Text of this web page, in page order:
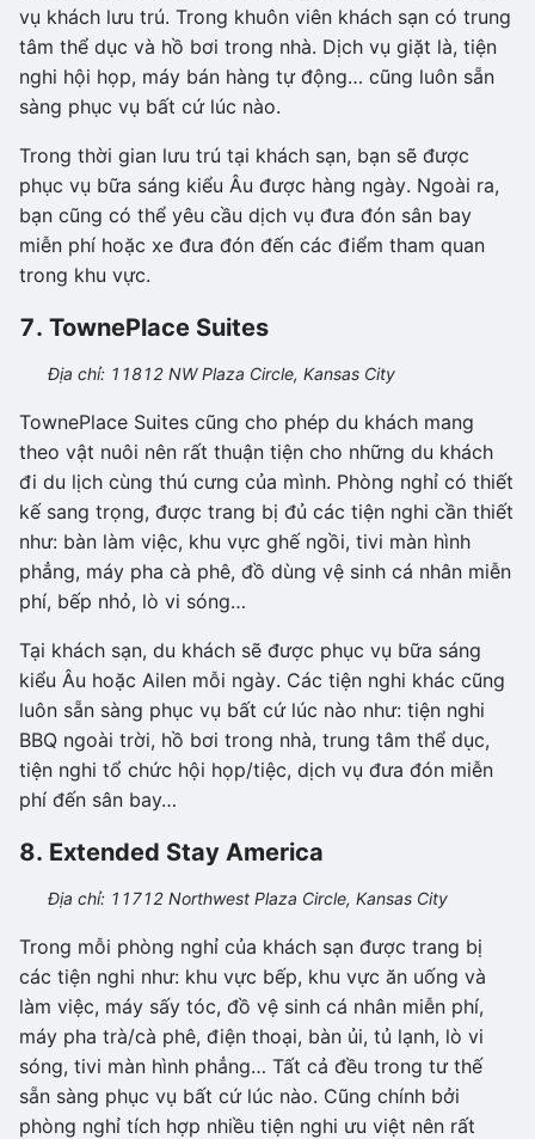
vụ khách lưu trú. Trong khuôn viên khách sạn có trung
tâm thể dục và hồ bơi trong nhà. Dịch vụ giặt là, tiện
nghi hội họp, máy bán hàng tự động… cũng luôn sẵn
sàng phục vụ bất cứ lúc nào.
Trong thời gian lưu trú tại khách sạn, bạn sẽ được
phục vụ bữa sáng kiểu Âu được hàng ngày. Ngoài ra,
bạn cũng có thể yêu cầu dịch vụ đưa đón sân bay
miễn phí hoặc xe đưa đón đến các điểm tham quan
trong khu vực.
7. TownePlace Suites
Địa chỉ: 11812 NW Plaza Circle, Kansas City
TownePlace Suites cũng cho phép du khách mang
theo vật nuôi nên rất thuận tiện cho những du khách
đi du lịch cùng thú cưng của mình. Phòng nghỉ có thiết
kế sang trọng, được trang bị đủ các tiện nghi cần thiết
như: bàn làm việc, khu vực ghế ngồi, tivi màn hình
phẳng, máy pha cà phê, đồ dùng vệ sinh cá nhân miễn
phí, bếp nhỏ, lò vi sóng…
Tại khách sạn, du khách sẽ được phục vụ bữa sáng
kiểu Âu hoặc Ailen mỗi ngày. Các tiện nghi khác cũng
luôn sẵn sàng phục vụ bất cứ lúc nào như: tiện nghi
BBQ ngoài trời, hồ bơi trong nhà, trung tâm thể dục,
tiện nghi tổ chức hội họp/tiệc, dịch vụ đưa đón miễn
phí đến sân bay…
8. Extended Stay America
Địa chỉ: 11712 Northwest Plaza Circle, Kansas City
Trong mỗi phòng nghỉ của khách sạn được trang bị
các tiện nghi như: khu vực bếp, khu vực ăn uống và
làm việc, máy sấy tóc, đồ vệ sinh cá nhân miễn phí,
máy pha trà/cà phê, điện thoại, bàn ủi, tủ lạnh, lò vi
sóng, tivi màn hình phẳng… Tất cả đều trong tư thế
sẵn sàng phục vụ bất cứ lúc nào. Cũng chính bởi
phòng nghỉ tích hợp nhiều tiện nghi ưu việt nên rất